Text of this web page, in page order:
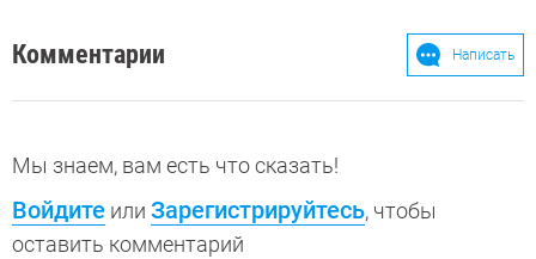
Комментарии Написать
Мы знаем, вам есть что сказать!
Войдите или Зарегистрируйтесь, чтобы
оставить комментарий